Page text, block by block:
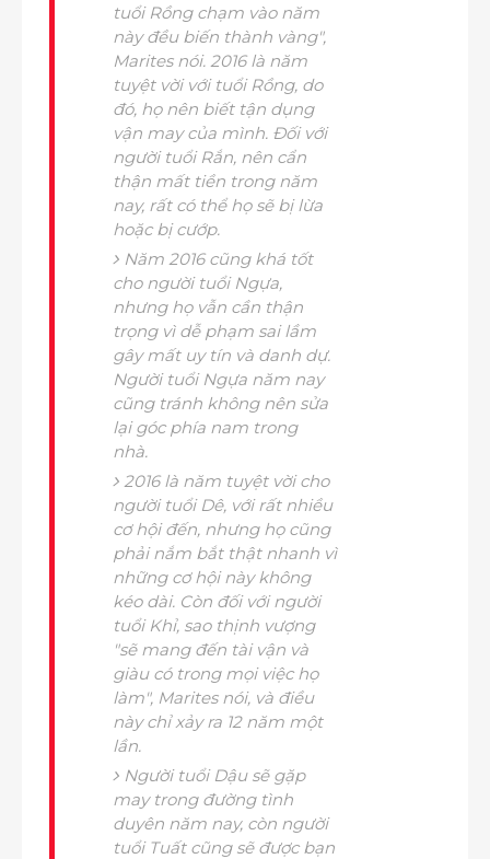
tuổi Rồng chạm vào năm
này đều biến thành vàng",
Marites nói. 2016 là năm
tuyệt vời với tuổi Rồng, do
đó, họ nên biết tận dụng
vận may của mình. Đối với
người tuổi Rắn, nên cẩn
thận mất tiền trong năm
nay, rất có thể họ sẽ bị lừa
hoặc bị cướp.
Năm 2016 cũng khá tốt
cho người tuổi Ngựa,
nhưng họ vẫn cần thận
trọng vì dễ phạm sai lầm
gây mất uy tín và danh dự.
Người tuổi Ngựa năm nay
cũng tránh không nên sửa
lại góc phía nam trong
nhà.
2016 là năm tuyệt vời cho
người tuổi Dê, với rất nhiều
cơ hội đến, nhưng họ cũng
phải nắm bắt thật nhanh vì
những cơ hội này không
kéo dài. Còn đối với người
tuổi Khỉ, sao thịnh vượng
"sẽ mang đến tài vận và
giàu có trong mọi việc họ
làm", Marites nói, và điều
này chỉ xảy ra 12 năm một
lần.
Người tuổi Dậu sẽ gặp
may trong đường tình
duyên năm nay, còn người
tuổi Tuất cũng sẽ được bạn